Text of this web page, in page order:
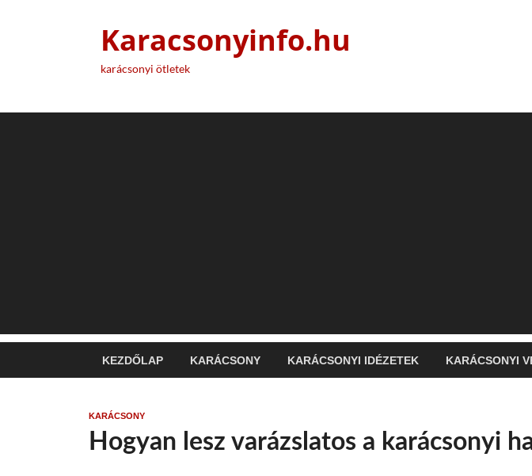
Karacsonyinfo.hu
karácsonyi ötletek
KEZDŐLAP KARÁCSONY KARÁCSONYI IDÉZETEK KARÁCSONYI
KARÁCSONY
Hogyan lesz varázslatos a karácsonyi